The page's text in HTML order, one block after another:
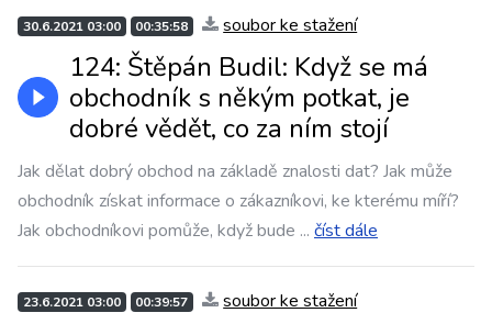
30.6.2021 03:00 00:35:58 soubor ke stažení
124: Štěpán Budil: Když se má
obchodník s někým potkat, je
dobré vědět, co za ním stojí
Jak dělat dobrý obchod na základě znalosti dat? Jak může
obchodník získat informace o zákazníkovi, ke kterému míří?
Jak obchodníkovi pomůže, když bude ... číst dále
23.6.2021 03:00 00:39:57 soubor ke stažení